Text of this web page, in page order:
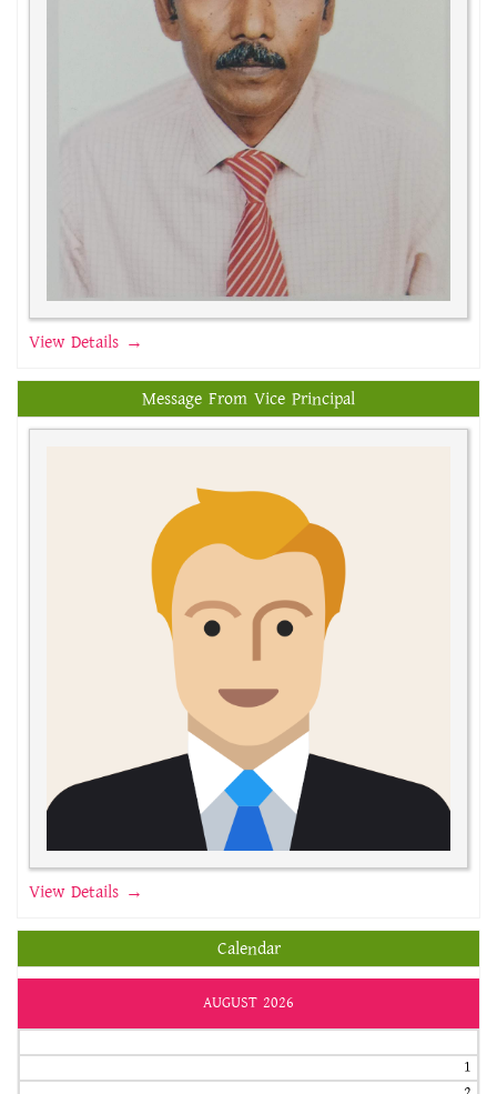
View Details →
Message From Vice Principal
View Details →
Calendar
AUGUST 2026
1